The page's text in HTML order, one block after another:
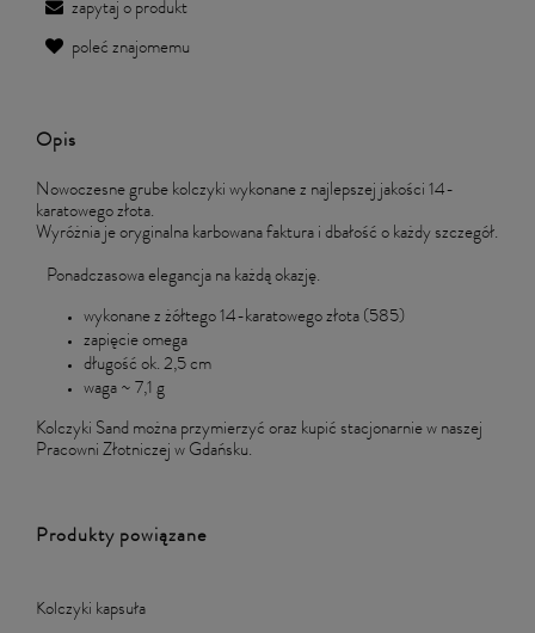
zapytaj o produkt
poleć znajomemu
Opis
Nowoczesne grube kolczyki wykonane z najlepszej jakości 14-
karatowego złota.
Wyróżnia je oryginalna karbowana faktura i dbałość o każdy szczegół.
Ponadczasowa elegancja na każdą okazję.
wykonane z żółtego 14-karatowego złota (585)
zapięcie omega
długość ok. 2,5 cm
waga ~ 7,1 g
Kolczyki Sand można przymierzyć oraz kupić stacjonarnie w naszej
Pracowni Złotniczej w Gdańsku.
Produkty powiązane
Kolczyki kapsuła